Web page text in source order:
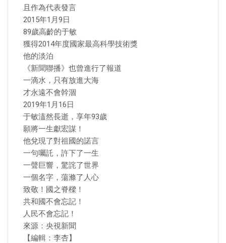
且作為代表發言
2015年1月9日
89歲高齡的于敏
獲得2014年度國家最高科學技術獎
他的淡泊
《新聞聯播》也曾進行了報道
一滴水，只有放進大海
才永遠不會幹涸
2019年1月16日
于敏溘然長逝，享年93歲
願將一生獻宏謀！
他兌現了對祖國的諾言
一句囑託，許下了一生
一聲巨響，驚詫了世界
一個名字，蕩滌了人心
致敬！國之脊樑！
共和國不會忘記！
人民不會忘記！
來源：央視新聞
【編輯：李杏】